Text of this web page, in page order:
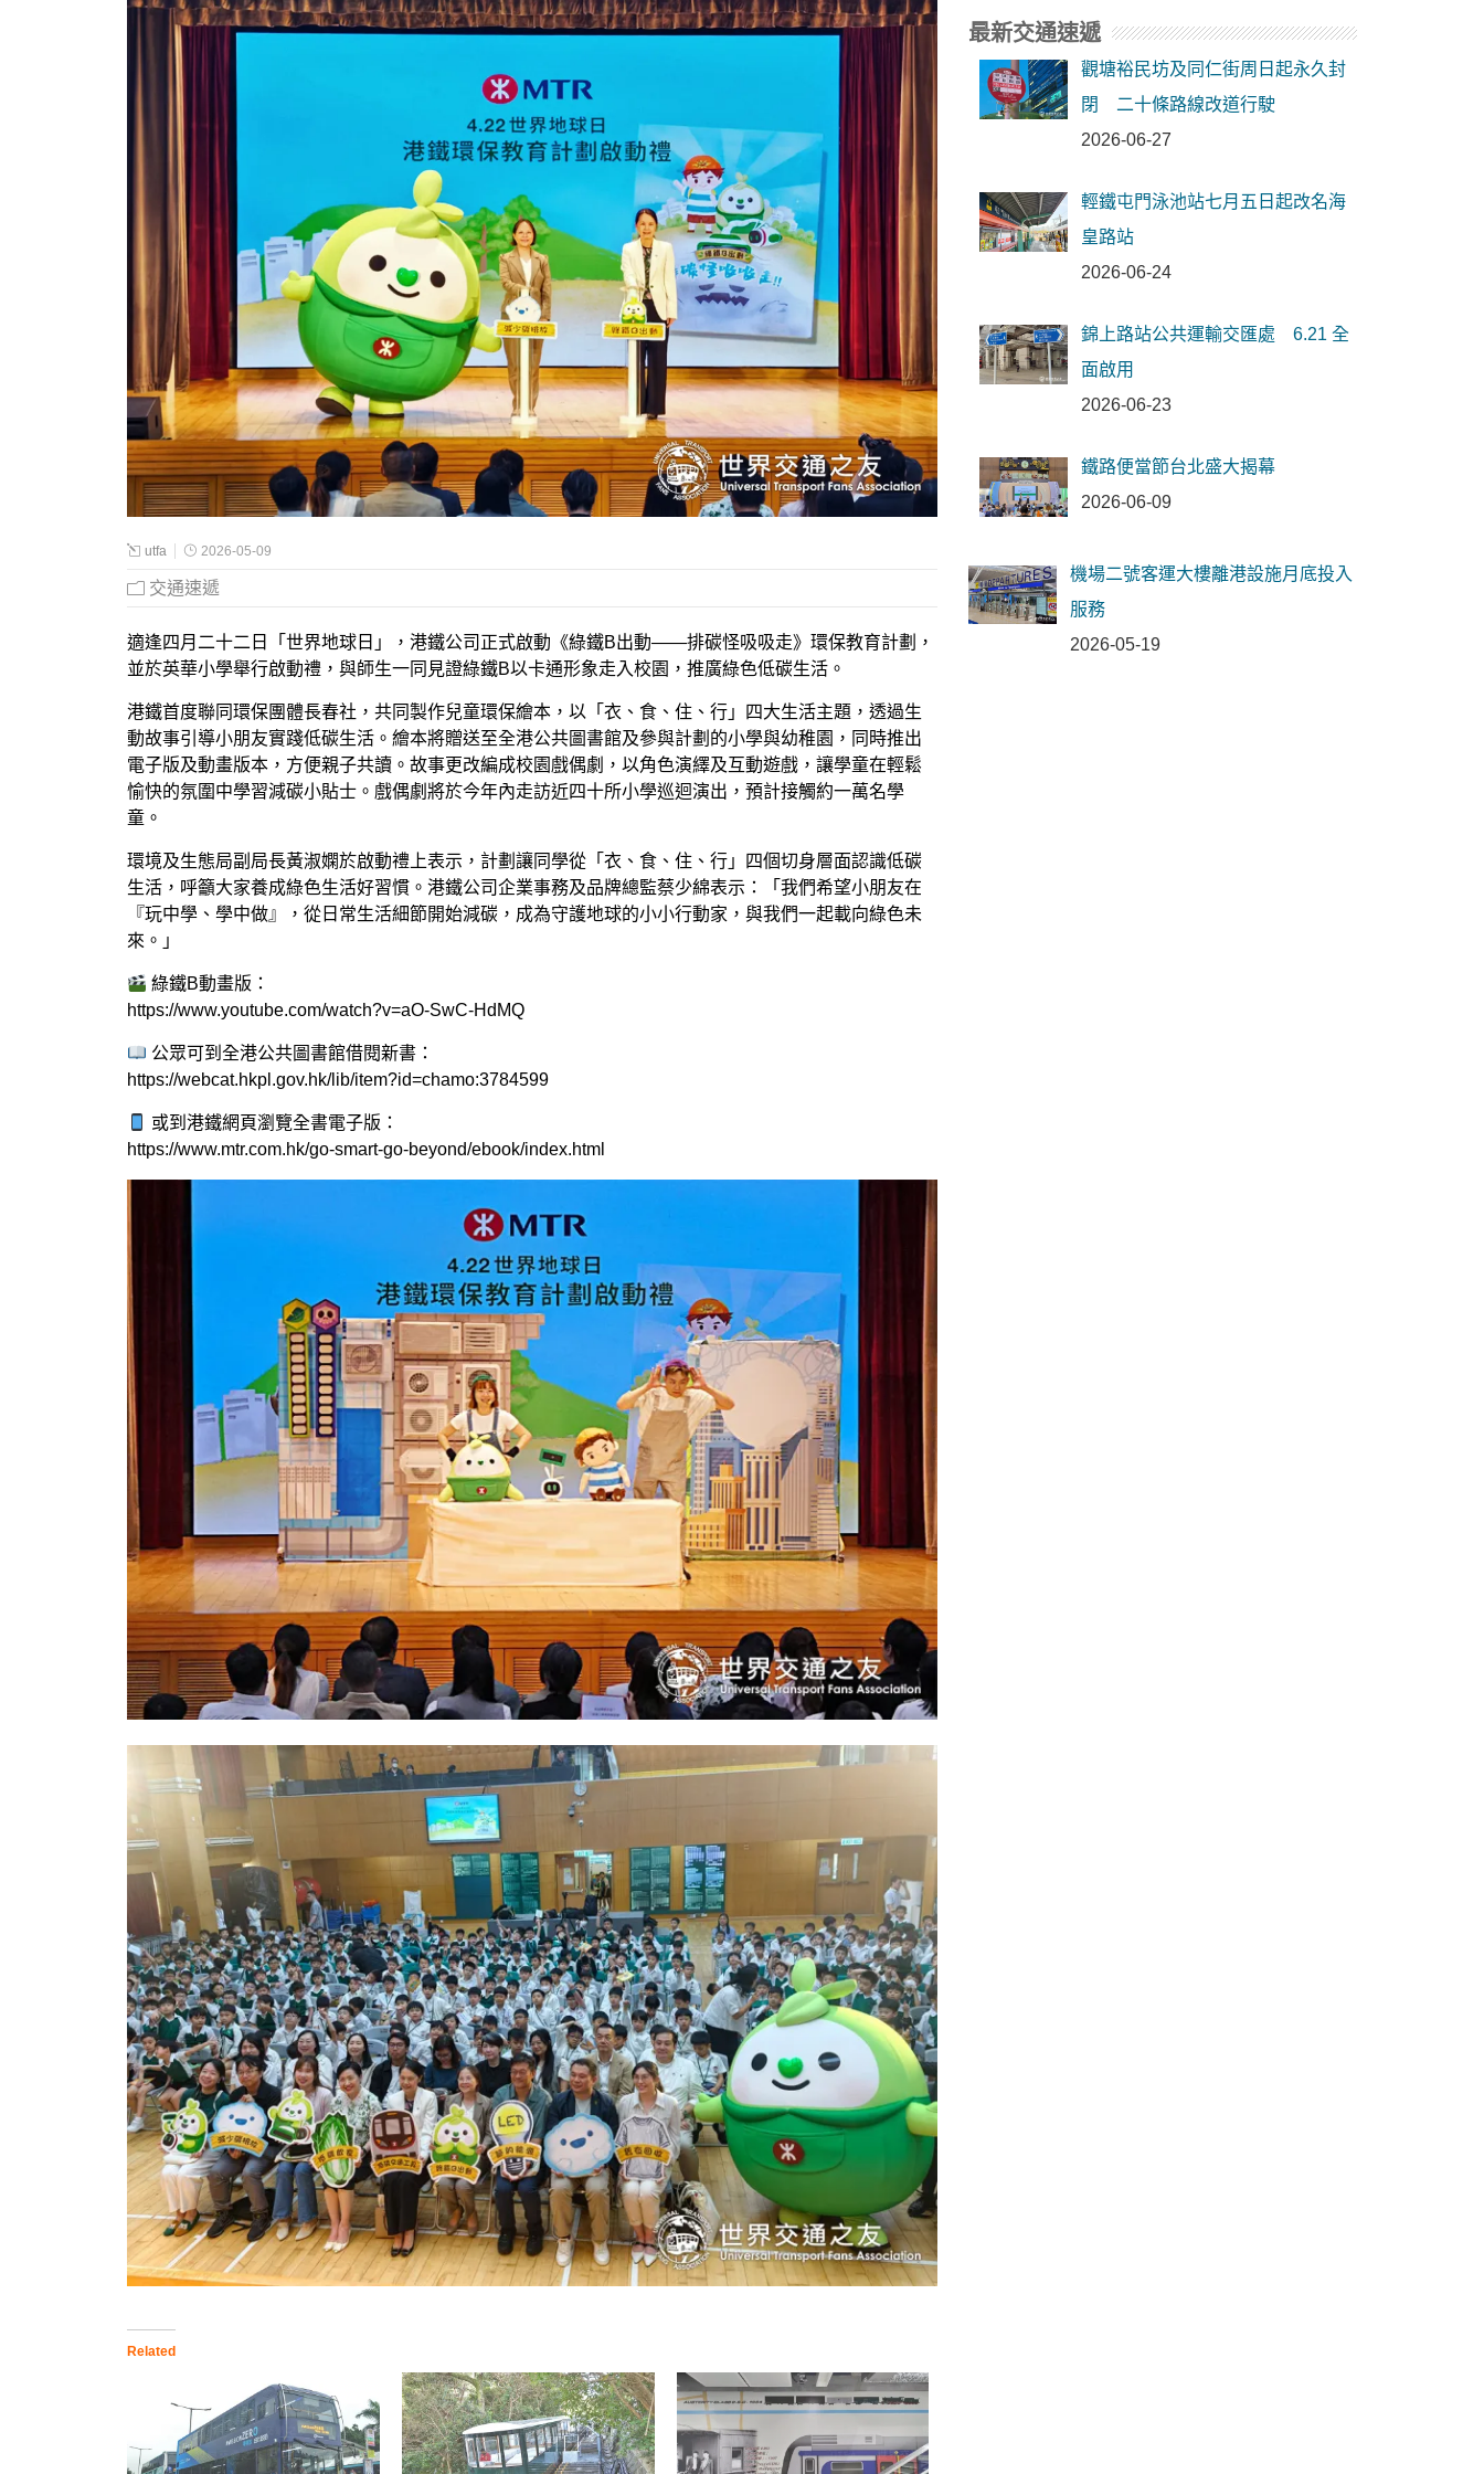
utfa 2026-05-09
交通速遞
適逢四月二十二日「世界地球日」，港鐵公司正式啟動《綠鐵B出動——排碳怪吸吸走》環保教育計劃，
並於英華小學舉行啟動禮，與師生一同見證綠鐵B以卡通形象走入校園，推廣綠色低碳生活。
港鐵首度聯同環保團體長春社，共同製作兒童環保繪本，以「衣、食、住、行」四大生活主題，透過生
動故事引導小朋友實踐低碳生活。繪本將贈送至全港公共圖書館及參與計劃的小學與幼稚園，同時推出
電子版及動畫版本，方便親子共讀。故事更改編成校園戲偶劇，以角色演繹及互動遊戲，讓學童在輕鬆
愉快的氛圍中學習減碳小貼士。戲偶劇將於今年內走訪近四十所小學巡迴演出，預計接觸約一萬名學
童。
環境及生態局副局長黃淑嫻於啟動禮上表示，計劃讓同學從「衣、食、住、行」四個切身層面認識低碳
生活，呼籲大家養成綠色生活好習慣。港鐵公司企業事務及品牌總監蔡少綿表示：「我們希望小朋友在
『玩中學、學中做』，從日常生活細節開始減碳，成為守護地球的小小行動家，與我們一起載向綠色未
來。」
綠鐵B動畫版：
https://www.youtube.com/watch?v=aO-SwC-HdMQ
公眾可到全港公共圖書館借閱新書：
https://webcat.hkpl.gov.hk/lib/item?id=chamo:3784599
或到港鐵網頁瀏覽全書電子版：
https://www.mtr.com.hk/go-smart-go-beyond/ebook/index.html
Related
最新交通速遞
觀塘裕民坊及同仁街周日起永久封
閉 二十條路線改道行駛
2026-06-27
輕鐵屯門泳池站七月五日起改名海
皇路站
2026-06-24
錦上路站公共運輸交匯處 6.21 全
面啟用
2026-06-23
鐵路便當節台北盛大揭幕
2026-06-09
機場二號客運大樓離港設施月底投入
服務
2026-05-19